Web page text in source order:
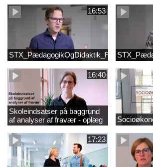
16:53
STX_PædagogikOgDidaktik_FilmB
16:40
Skoleindsatser på baggrund
af analyser af fravær - oplæg
ved Astrid Lundby, EVA
17:23